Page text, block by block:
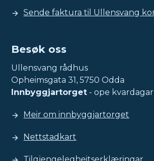
Sende faktura til Ullensvang
Besøk oss
Ullensvang rådhus
Opheimsgata 31, 5750 Odda
Innbyggjartorget - ope kvardagar
Meir om innbyggjartorget
Nettstadkart